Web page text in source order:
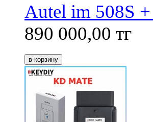
Autel im 508S
890 000,00 тг